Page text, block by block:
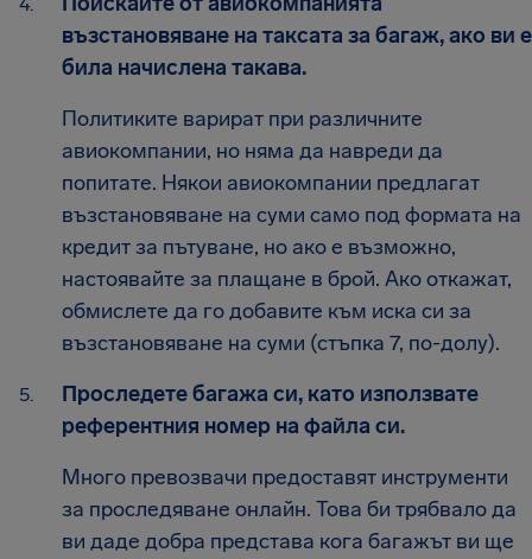
възстановяване на таксата за багаж, ако ви е
била начислена такава.
Политиките варират при различните
авиокомпании, но няма да навреди да
попитате. Някои авиокомпании предлагат
възстановяване на суми само под формата на
кредит за пътуване, но ако е възможно,
настоявайте за плащане в брой. Ако откажат,
обмислете да го добавите към иска си за
възстановяване на суми (стъпка 7, по-долу).
Проследете багажа си, като използвате
референтния номер на файла си.
Много превозвачи предоставят инструменти
за проследяване онлайн. Това би трябвало да
ви даде добра представа кога багажът ви ще